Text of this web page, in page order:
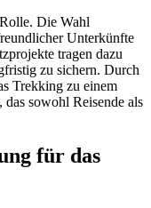
Die Wahl
Unterkünfte
tragen dazu
zu sichern. Durch
Trekking zu einem
sowohl Reisende als
für das